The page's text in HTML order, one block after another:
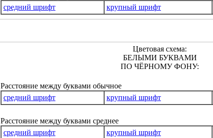
средний шрифт
крупный шрифт
Цветовая схема:
БЕЛЫМИ БУКВАМИ
ПО ЧЁРНОМУ ФОНУ:
Расстояние между буквами обычное
средний шрифт
крупный шрифт
Расстояние между буквами среднее
средний шрифт
крупный шрифт